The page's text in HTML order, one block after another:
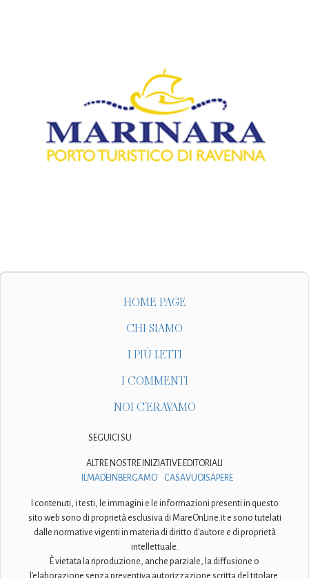
HOME PAGE
CHI SIAMO
I PIÙ LETTI
I COMMENTI
NOI C'ERAVAMO
SEGUICI SU
ALTRE NOSTRE INIZIATIVE EDITORIALI
ILMADEINBERGAMO
CASAVUOISAPERE
I contenuti, i testi, le immagini e le informazioni presenti in questo
sito web sono di proprietà esclusiva di MareOnLine.it e sono tutelati
dalle normative vigenti in materia di diritto d'autore e di proprietà
intellettuale.
È vietata la riproduzione, anche parziale, la diffusione o
l'elaborazione senza preventiva autorizzazione scritta del titolare.